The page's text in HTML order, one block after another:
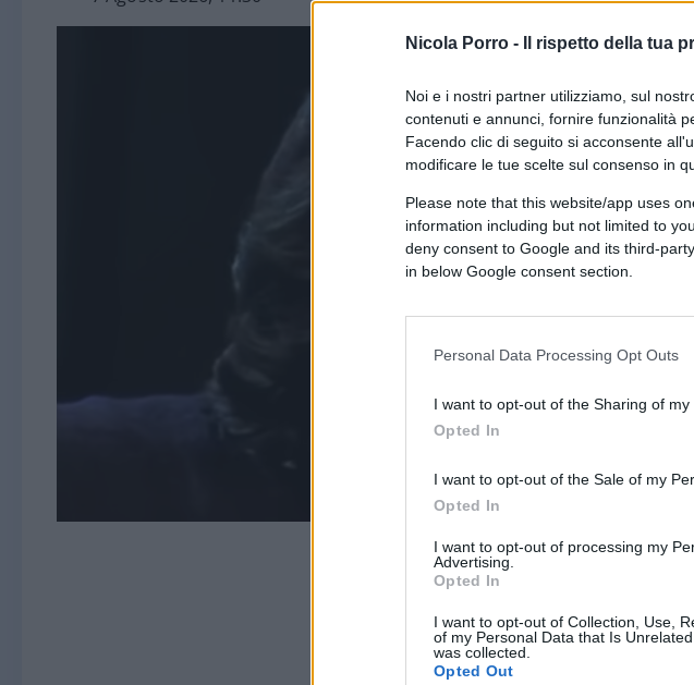
Nicola Porro - Il rispetto della tua
Noi e i nostri partner utilizziamo, sul
contenuti e annunci, fornire funzionalità
Facendo clic di seguito si acconsente
modificare le tue scelte sul consenso in
Please note that this website/app uses
information including but not limited to
deny consent to Google and its third-
in below Google consent section.
Personal Data Processing Opt Outs
I want to opt-out of the Sharing of my
Opted In
I want to opt-out of the Sale of my
Opted In
I want to opt-out of processing my
Advertising.
Opted In
I want to opt-out of Collection, Use,
of my Personal Data that Is
was collected.
Opted Out